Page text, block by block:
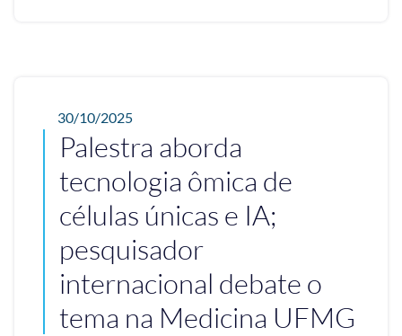
30/10/2025
Palestra aborda
tecnologia ômica de
células únicas e IA;
pesquisador
internacional debate o
tema na Medicina UFMG